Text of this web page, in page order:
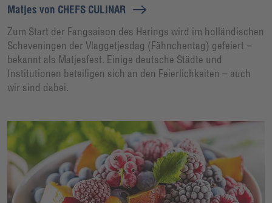
Matjes von CHEFS CULINAR
Zum Start der Fangsaison des Herings wird im holländischen
Scheveningen der Vlaggetjesdag (Fähnchentag) gefeiert –
bekannt als Matjesfest. Einige deutsche Städte und
Institutionen beteiligen sich an den Feierlichkeiten – auch
wir sind dabei.